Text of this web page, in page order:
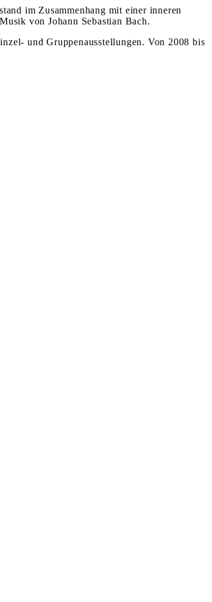
im Zusammenhang mit einer inneren
von Johann Sebastian Bach.
und Gruppenausstellungen. Von 2008 bis